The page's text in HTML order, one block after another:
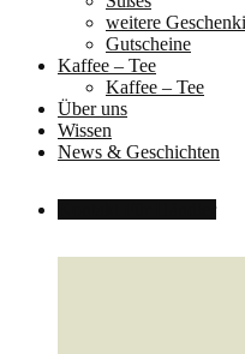
weitere
Gutscheine
Kaffee – Tee
Kaffee – Tee
Über uns
Wissen
News & Geschichten